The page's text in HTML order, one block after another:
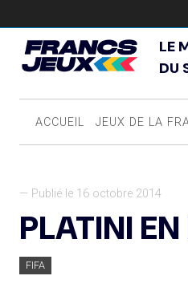
LE
DU
ACCUEIL JEUX DE LA
— Publié le 16 octobre 2014
PLATINI
FIFA